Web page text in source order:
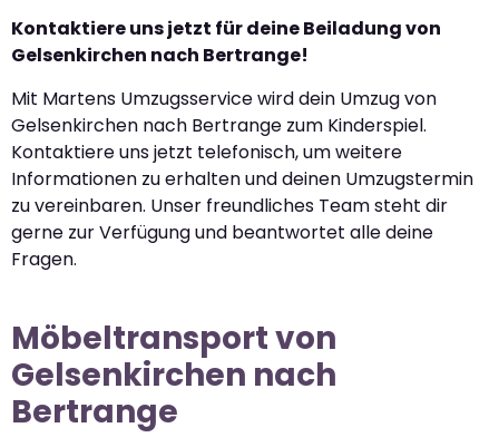
Kontaktiere uns jetzt für deine Beiladung von
Gelsenkirchen nach Bertrange!
Mit Martens Umzugsservice wird dein Umzug von
Gelsenkirchen nach Bertrange zum Kinderspiel.
Kontaktiere uns jetzt telefonisch, um weitere
Informationen zu erhalten und deinen Umzugstermin
zu vereinbaren. Unser freundliches Team steht dir
gerne zur Verfügung und beantwortet alle deine
Fragen.
Möbeltransport von
Gelsenkirchen nach
Bertrange